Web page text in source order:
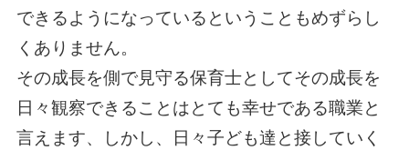
できるようになっているということもめずらし
くありません。
その成長を側で見守る保育士としてその成長を
日々観察できることはとても幸せである職業と
言えます、しかし、日々子ども達と接していく